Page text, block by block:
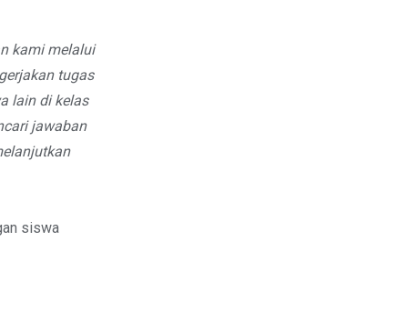
kami melalui
tugas
lain di kelas
jawaban
siswa